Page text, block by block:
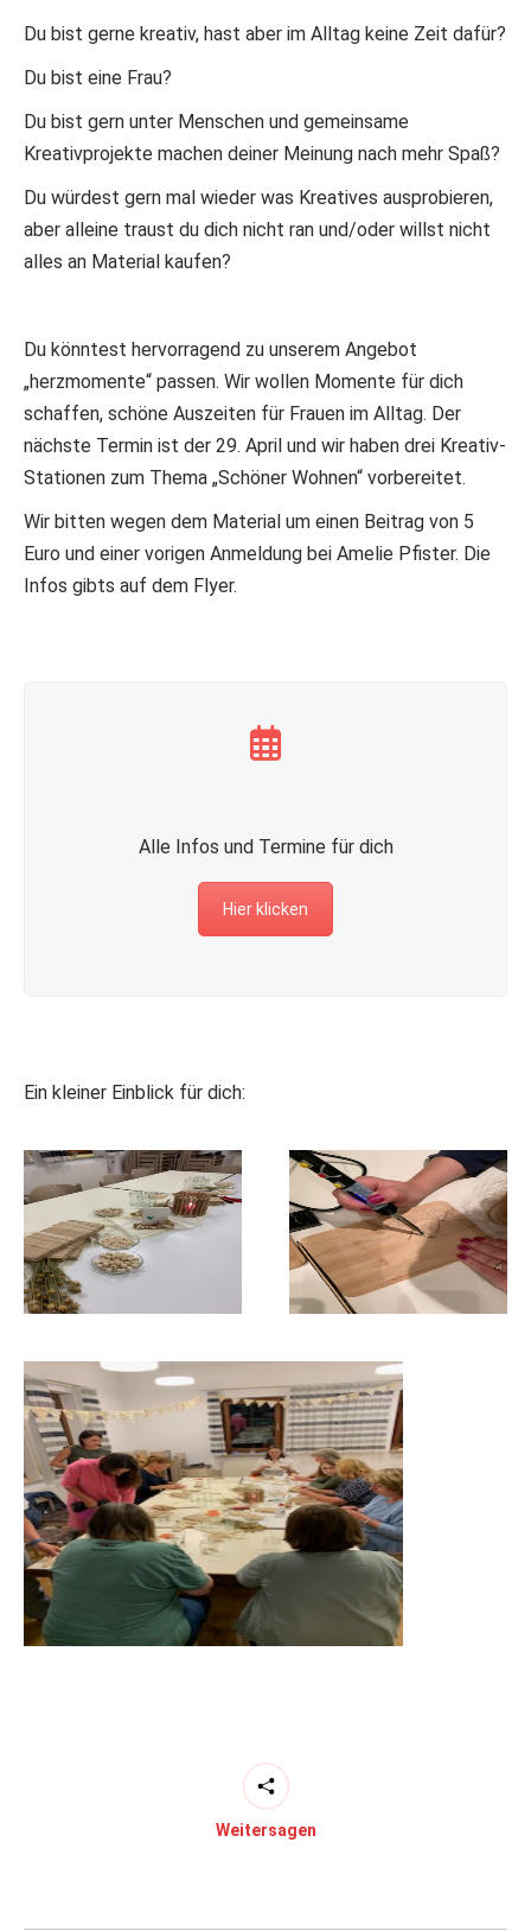
Du bist gerne kreativ, hast aber im Alltag keine Zeit dafür?
Du bist eine Frau?
Du bist gern unter Menschen und gemeinsame
Kreativprojekte machen deiner Meinung nach mehr Spaß?
Du würdest gern mal wieder was Kreatives ausprobieren,
aber alleine traust du dich nicht ran und/oder willst nicht
alles an Material kaufen?
Du könntest hervorragend zu unserem Angebot
„herzmomente“ passen. Wir wollen Momente für dich
schaffen, schöne Auszeiten für Frauen im Alltag. Der
nächste Termin ist der 29. April und wir haben drei Kreativ-
Stationen zum Thema „Schöner Wohnen“ vorbereitet.
Wir bitten wegen dem Material um einen Beitrag von 5
Euro und einer vorigen Anmeldung bei Amelie Pfister. Die
Infos gibts auf dem Flyer.
Alle Infos und Termine für dich
Hier klicken
Ein kleiner Einblick für dich:
Weitersagen